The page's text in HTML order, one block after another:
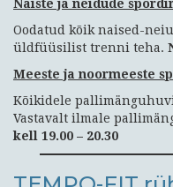
Naiste ja neidude
Oodatud kõik naised-
üldfüüsilist trenni teha.
Meeste ja noormeeste
Kõikidele
Vastavalt ilmale
kell 19.00 – 20.30